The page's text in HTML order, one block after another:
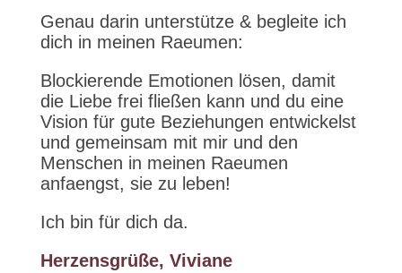
Genau darin unterstütze & begleite ich
dich in meinen Raeumen:
Blockierende Emotionen lösen, damit
die Liebe frei fließen kann und du eine
Vision für gute Beziehungen entwickelst
und gemeinsam mit mir und den
Menschen in meinen Raeumen
anfaengst, sie zu leben!
Ich bin für dich da.
Herzensgrüße, Viviane